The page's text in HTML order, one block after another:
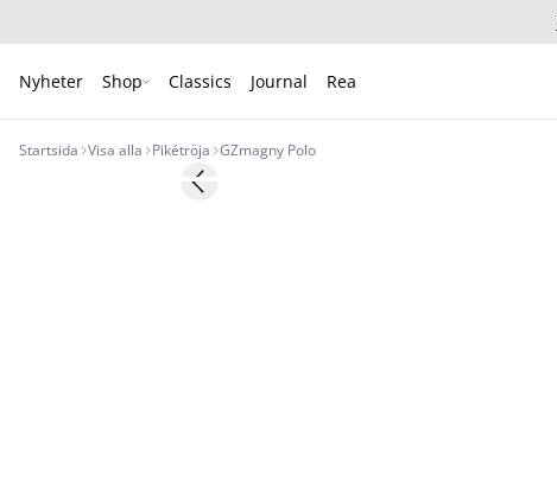
Nyheter Shop Classics Journal Rea
Startsida Visa alla Pikétröja GZmagny Polo
Previous slide